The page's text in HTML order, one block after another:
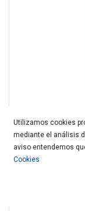
Utilizamos cookies
mediante el análisis
aviso entendemos
Cookies